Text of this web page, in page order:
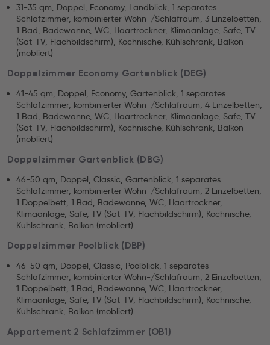
31-35 qm, Doppel, Economy, Landblick, 1 separates
Schlafzimmer, kombinierter Wohn-/Schlafraum, 3 Einzelbetten,
1 Bad, Badewanne, WC, Haartrockner, Klimaanlage, Safe, TV
(Sat-TV, Flachbildschirm), Kochnische, Kühlschrank, Balkon
(möbliert)
Doppelzimmer Economy Gartenblick (DEG)
41-45 qm, Doppel, Economy, Gartenblick, 1 separates
Schlafzimmer, kombinierter Wohn-/Schlafraum, 4 Einzelbetten,
1 Bad, Badewanne, WC, Haartrockner, Klimaanlage, Safe, TV
(Sat-TV, Flachbildschirm), Kochnische, Kühlschrank, Balkon
(möbliert)
Doppelzimmer Gartenblick (DBG)
46-50 qm, Doppel, Classic, Gartenblick, 1 separates
Schlafzimmer, kombinierter Wohn-/Schlafraum, 2 Einzelbetten,
1 Doppelbett, 1 Bad, Badewanne, WC, Haartrockner,
Klimaanlage, Safe, TV (Sat-TV, Flachbildschirm), Kochnische,
Kühlschrank, Balkon (möbliert)
Doppelzimmer Poolblick (DBP)
46-50 qm, Doppel, Classic, Poolblick, 1 separates
Schlafzimmer, kombinierter Wohn-/Schlafraum, 2 Einzelbetten,
1 Doppelbett, 1 Bad, Badewanne, WC, Haartrockner,
Klimaanlage, Safe, TV (Sat-TV, Flachbildschirm), Kochnische,
Kühlschrank, Balkon (möbliert)
Appartement 2 Schlafzimmer (OB1)